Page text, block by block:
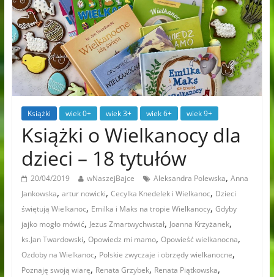
Książki wiek 0+ wiek 3+ wiek 6+ wiek 9+
Książki o Wielkanocy dla
dzieci – 18 tytułów
20/04/2019 wNaszejBajce Aleksandra Polewska, Anna
Jankowska, artur nowicki, Cecylka Knedelek i Wielkanoc, Dzieci
świętują Wielkanoc, Emilka i Maks na tropie Wielkanocy, Gdyby
jajko mogło mówić, Jezus Zmartwychwstał, Joanna Krzyżanek,
ks.Jan Twardowski, Opowiedz mi mamo, Opowieść wielkanocna,
Ozdoby na Wielkanoc, Polskie zwyczaje i obrzędy wielkanocne,
Poznaję swoją wiarę, Renata Grzybek, Renata Piątkowska,